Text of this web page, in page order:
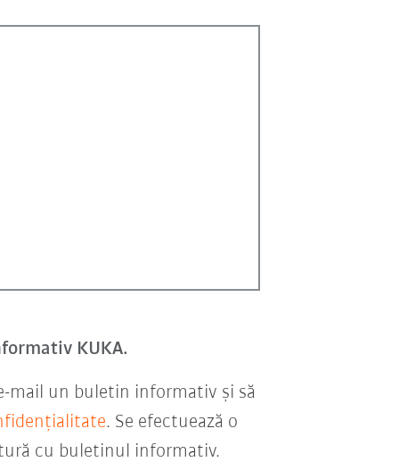
KUKA.
mail un buletin informativ şi să
. Se efectuează o
cu buletinul informativ.